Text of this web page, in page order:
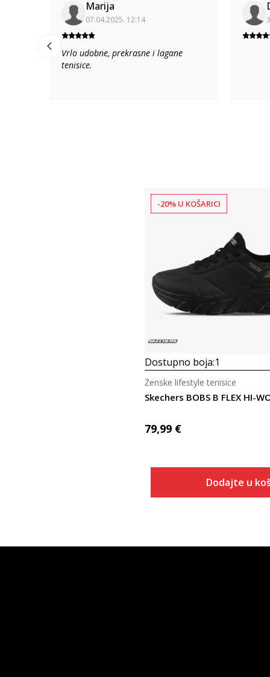
Marija
07.04.2025. 12:14
Vrlo udobne, prekrasne i lagane
tenisice.
-20% U KOŠARICI
Dostupno boja:1
Skechers BOBS B FLEX HI-
Ženske lifestyle tenisice
79,99 €
Dodajte u